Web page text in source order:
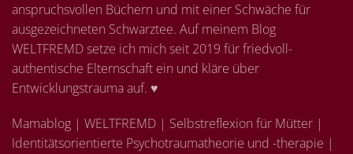
anspruchsvollen Büchern und mit einer Schwäche für
ausgezeichneten Schwarztee. Auf meinem Blog
WELTFREMD setze ich mich seit 2019 für friedvoll-
authentische Elternschaft ein und kläre über
Entwicklungstrauma auf. ♥
Mamablog | WELTFREMD | Selbstreflexion für Mütter |
Identitätsorientierte Psychotraumatheorie und -therapie |